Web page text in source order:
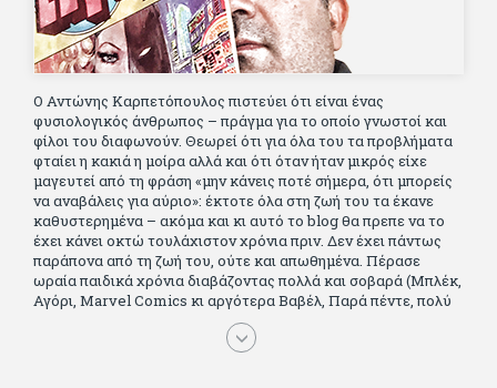
Ο Αντώνης Καρπετόπουλος πιστεύει ότι είναι ένας
φυσιολογικός άνθρωπος – πράγμα για το οποίο γνωστοί και
φίλοι του διαφωνούν. Θεωρεί ότι για όλα του τα προβλήματα
φταίει η κακιά η μοίρα αλλά και ότι όταν ήταν μικρός είχε
μαγευτεί από τη φράση «μην κάνεις ποτέ σήμερα, ότι μπορείς
να αναβάλεις για αύριο»: έκτοτε όλα στη ζωή του τα έκανε
καθυστερημένα – ακόμα και κι αυτό το blog θα πρεπε να το
έχει κάνει οκτώ τουλάχιστον χρόνια πριν. Δεν έχει πάντως
παράπονα από τη ζωή του, ούτε και απωθημένα. Πέρασε
ωραία παιδικά χρόνια διαβάζοντας πολλά και σοβαρά (Μπλέκ,
Αγόρι, Μarvel Comics κι αργότερα Βαβέλ, Παρά πέντε, πολύ
Αλέξανδρο Δουμά και αρκετό Ιούλιο Βέρν πριν τον κερδίσουν
τα αστυνομικά), απέκτησε τους σωστούς φίλους κυρίως γιατί